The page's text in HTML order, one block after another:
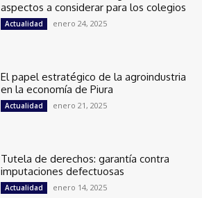
aspectos a considerar para los colegios
Actualidad enero 24, 2025
El papel estratégico de la agroindustria
en la economía de Piura
Actualidad enero 21, 2025
Tutela de derechos: garantía contra
imputaciones defectuosas
Actualidad enero 14, 2025